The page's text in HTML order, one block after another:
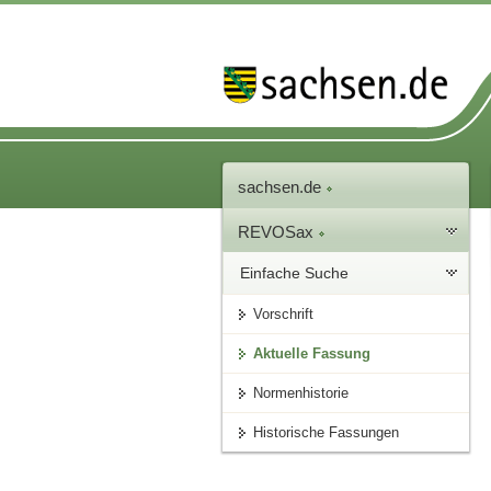
sachsen.de
REVOSax
Einfache Suche
Vorschrift
Aktuelle Fassung
Normenhistorie
Historische Fassungen